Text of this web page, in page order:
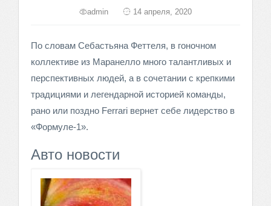
admin 14 апреля, 2020
По словам Себастьяна Феттеля, в гоночном
коллективе из Маранелло много талантливых и
перспективных людей, а в сочетании с крепкими
традициями и легендарной историей команды,
рано или поздно Ferrari вернет себе лидерство в
«Формуле-1».
Авто новости